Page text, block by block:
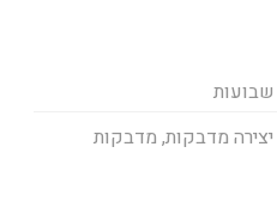
שבועות
יצירה מדבקות, מדבקות